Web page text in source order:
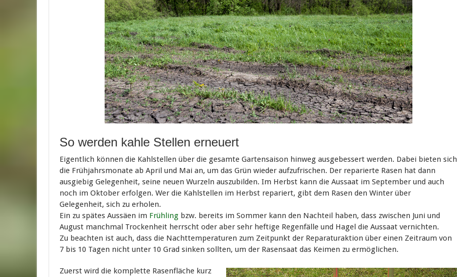
So werden kahle Stellen erneuert
Eigentlich können die Kahlstellen über die gesamte Gartensaison hinweg ausgebessert werden. Dabei bieten sich
die Frühjahrsmonate ab April und Mai an, um das Grün wieder aufzufrischen. Der reparierte Rasen hat dann
ausgiebig Gelegenheit, seine neuen Wurzeln auszubilden. Im Herbst kann die Aussaat im September und auch
noch im Oktober erfolgen. Wer die Kahlstellen im Herbst repariert, gibt dem Rasen den Winter über
Gelegenheit, sich zu erholen.
Ein zu spätes Aussäen im Frühling bzw. bereits im Sommer kann den Nachteil haben, dass zwischen Juni und
August manchmal Trockenheit herrscht oder aber sehr heftige Regenfälle und Hagel die Aussaat vernichten.
Zu beachten ist auch, dass die Nachttemperaturen zum Zeitpunkt der Reparaturaktion über einen Zeitraum von
7 bis 10 Tagen nicht unter 10 Grad sinken sollten, um der Rasensaat das Keimen zu ermöglichen.
Zuerst wird die komplette Rasenfläche kurz